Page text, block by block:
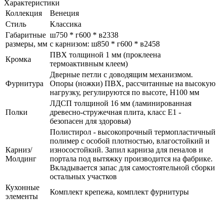
Характеристики
Коллекция
Венеция
Стиль
Классика
Габаритные
размеры, мм
ш750 * г600 * в2338
с карнизом: ш850 * г600 * в2458
Кромка
ПВХ толщиной 1 мм (проклеена
термоактивным клеем)
Фурнитура
Дверные петли с доводящим механизмом.
Опоры (ножки) ПВХ, рассчитанные на высокую
нагрузку, регулируются по высоте, H100 мм
Полки
ЛДСП толщиной 16 мм (ламинированная
древесно-стружечная плита, класс E1 -
безопасен для здоровья)
Карниз/
Молдинг
Полистирол - высокопрочный термопластичный
полимер с особой плотностью, влагостойкий и
износостойкий. Запил карниза для пеналов и
портала под вытяжку производится на фабрике.
Вкладывается запас для самостоятельной сборки
остальных участков
Кухонные
элементы
Комплект крепежа, комплект фурнитуры